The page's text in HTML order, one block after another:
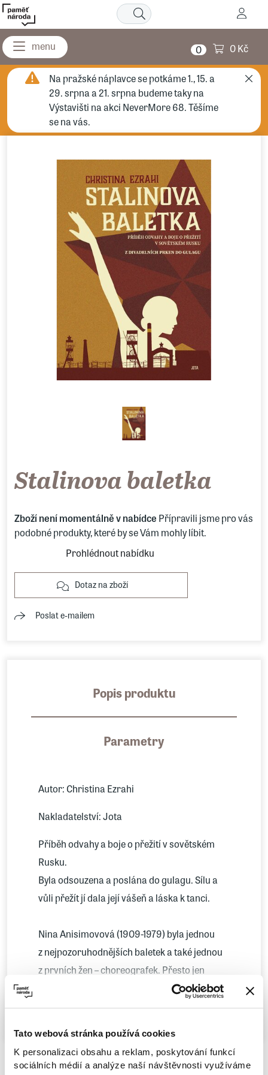
Tato webová stránka používá cookies
K personalizaci obsahu a reklam, poskytování funkcí
sociálních médií a analýze naší návštěvnosti využíváme
0 0 Kč
Na pražské náplavce se potkáme 1., 15. a
29. srpna a 21. srpna budeme taky na
Výstavišti na akci NeverMore 68. Těšíme
se na vás.
Stalinova baletka
Zboží není momentálně v nabídce Přípravili jsme pro vás
podobné produkty, které by se Vám mohly líbit.
Prohlédnout nabídku
Dotaz na zboží
Poslat e-mailem
Popis produktu
Parametry
Autor: Christina Ezrahi
Nakladatelství: Jota
Příběh odvahy a boje o přežití v sovětském
Rusku.
Byla odsouzena a poslána do gulagu. Sílu a
vůli přežít jí dala její vášeň a láska k tanci.
Nina Anisimovová (1909-1979) byla jednou
z nejpozoruhodnějších baletek a také jednou
z prvních žen – choreografek. Přesto jen
málokdo ví, že její příkladná kariéra
skrývala temné tajemství. Roku 1938, v době
Ninu tajná policie, byla obviněna ze špionáže
ve prospěch německých nacistů a odsouzena